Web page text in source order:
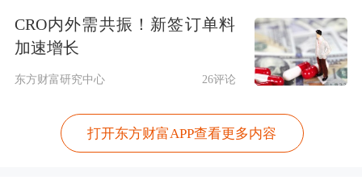
工信部：促进动力电池在相关领域扩大
应用 支持换电模式创新和车网互动试
点
工业和信息化部将认真贯彻落实党中
央、国务院决策部署，完善支持政策，
CRO内外需共振！新签订单料
加速增长
东方财富研究中心 26评论
打开东方财富APP查看更多内容